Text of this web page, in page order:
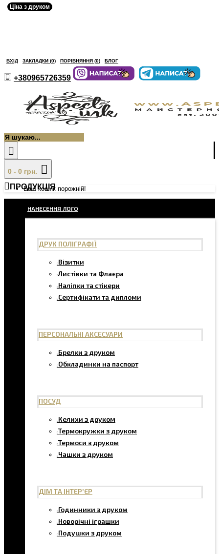
ВХІД ЗАКЛАДКИ (0) ПОРІВНЯННЯ (0) БЛОГ
+380965726359
0 - 0 грн.
Ваш кошик порожній!
ПРОДУКЦІЯ
НАНЕСЕННЯ ЛОГО
ДРУК ПОЛІГРАФІЇ
Візитки
Листівки та Флаєра
Наліпки та стікери
Сертифікати та дипломи
ПЕРСОНАЛЬНІ АКСЕСУАРИ
Брелки з друком
Обкладинки на паспорт
ПОСУД
Келихи з друком
Термокружки з друком
Термоси з друком
Чашки з друком
ДІМ ТА ІНТЕР'ЄР
Годинники з друком
Новорічні іграшки
Подушки з друком
Ціна з друком